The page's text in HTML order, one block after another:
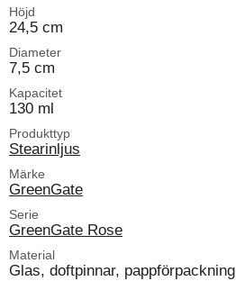
Höjd
24,5 cm
Diameter
7,5 cm
Kapacitet
130 ml
Produkttyp
Stearinljus
Märke
GreenGate
Serie
GreenGate Rose
Material
Glas, doftpinnar, pappförpackning